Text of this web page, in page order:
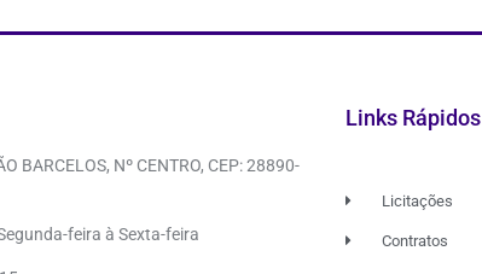
BARCELOS, Nº CENTRO, CEP: 28890-
feira à Sexta-feira
Links Rápidos
Licitações
Contratos